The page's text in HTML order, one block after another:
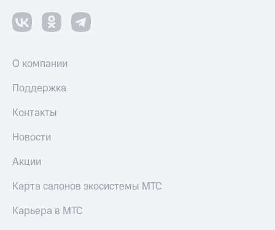
О компании
Поддержка
Контакты
Новости
Акции
Карта салонов экосистемы МТС
Карьера в МТС